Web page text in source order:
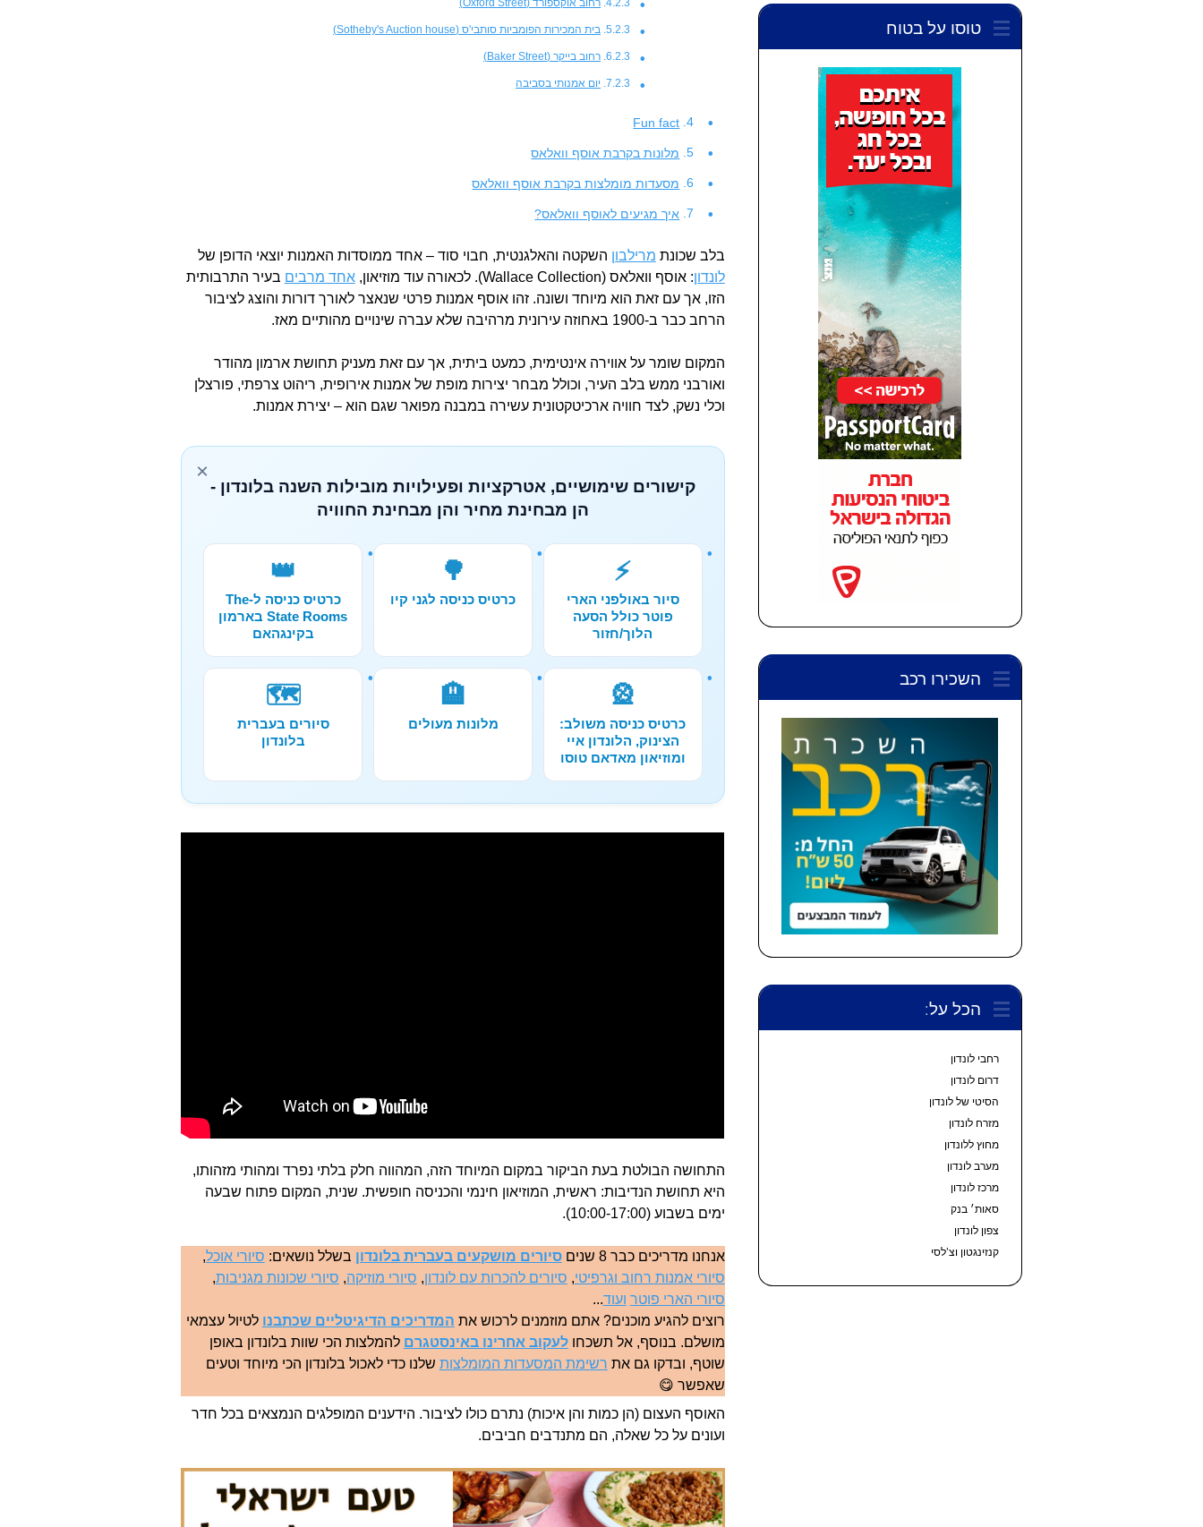
בית המכירות הפומביות סותבי'ס (Sotheby's Auction house)
רחוב בייקר (Baker Street)
יום אמנותי בסביבה
Fun fact
מלונות בקרבת אוסף וואלאס
מסעדות מומלצות בקרבת אוסף וואלאס
איך מגיעים לאוסף וואלאס?
בלב שכונת מרילבון השקטה והאלגנטית, חבוי סוד – אחד ממוסדות האמנות יוצאי הדופן של
לונדון: אוסף וואלאס (Wallace Collection). לכאורה עוד מוזיאון, אחד מרבים בעיר התרבותית
הזו, אך עם זאת הוא מיוחד ושונה. זהו אוסף אמנות פרטי שנאצר לאורך דורות והוצג לציבור
הרחב כבר ב-1900 באחוזה עירונית מרהיבה שלא עברה שינויים מהותיים מאז.
המקום שומר על אווירה אינטימית, כמעט ביתית, אך עם זאת מעניק תחושת ארמון מהודר
ואורבני ממש בלב העיר, וכולל מבחר יצירות מופת של אמנות אירופית, ריהוט צרפתי, פורצלן
וכלי נשק, לצד חוויה ארכיטקטונית עשירה במבנה מפואר שגם הוא – יצירת אמנות.
×
קישורים שימושיים, אטרקציות ופעילויות מובילות השנה בלונדון -
הן מבחינת מחיר והן מבחינת החוויה
⚡
סיור באולפני הארי
פוטר כולל הסעה
הלוך/חזור
🌳
כרטיס כניסה לגני קיו
👑
כרטיס כניסה ל-The
State Rooms בארמון
בקינגהאם
🎡
כרטיס כניסה משולב:
הצינוק, הלונדון איי
ומוזיאון מאדאם טוסו
🏨
מלונות מעולים
🗺️
סיורים בעברית
בלונדון
התחושה הבולטת בעת הביקור במקום המיוחד הזה, המהווה חלק בלתי נפרד ומהותי מזהותו,
היא תחושת הנדיבות: ראשית, המוזיאון חינמי והכניסה חופשית. שנית, המקום פתוח שבעה
ימים בשבוע (10:00-17:00).
אנחנו מדריכים כבר 8 שנים סיורים מושקעים בעברית בלונדון בשלל נושאים: סיורי אוכל,
סיורי אמנות רחוב וגרפיטי, סיורים להכרות עם לונדון, סיורי מוזיקה, סיורי שכונות מגניבות,
סיורי הארי פוטר ועוד...
רוצים להגיע מוכנים? אתם מוזמנים לרכוש את המדריכים הדיגיטליים שכתבנו לטיול עצמאי
מושלם. בנוסף, אל תשכחולעקוב אחרינו באינסטגרם להמלצות הכי שוות בלונדון באופן
שוטף, ובדקו גם את רשימת המסעדות המומלצות שלנו כדי לאכול בלונדון הכי מיוחד וטעים
שאפשר 😋
האוסף העצום (הן כמות והן איכות) נתרם כולו לציבור. הידענים המופלגים הנמצאים בכל חדר
ועונים על כל שאלה, הם מתנדבים חביבים.
טוסו על בטוח
השכירו רכב
הכל על:
רחבי לונדון
דרום לונדון
הסיטי של לונדון
מזרח לונדון
מחוץ ללונדון
מערב לונדון
מרכז לונדון
סאות׳ בנק
צפון לונדון
קנזינגטון וצ’לסי